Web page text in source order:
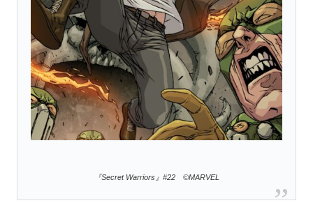
『Secret Warriors』#22 ©MARVEL